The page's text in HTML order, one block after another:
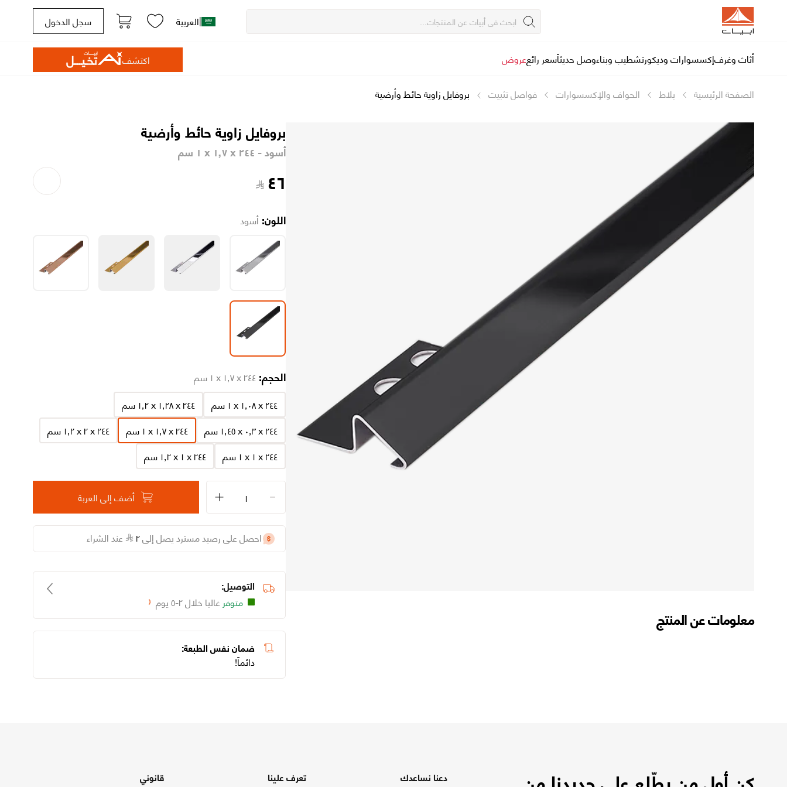
|العربية سجل الدخول
أثاث وغرفإكسسوارات وديكورتشطيب وبناءوصل حديثاًسعر رائععروض اكتشف
الصفحة الرئيسية بلاط الحواف والإكسسوارات فواصل تثبيت بروفايل زاوية حائط وأرضية
معلومات عن المنتج
بروفايل زاوية حائط وأرضية
أسود - ٢٤٤ x ١٫٧ x ١ سم
٤٦
اللون: أسود
الحجم: ٢٤٤ x ١٫٧ x ١ سم
٢٤٤ x ١٫٠٨ x ١ سم
٢٤٤ x ١٫٢٨ x ١٫٢ سم
٢٤٤ x ٠٫٣ x ١٫٤٥ سم
٢٤٤ x ١٫٧ x ١ سم
٢٤٤ x ٢ x ١٫٢ سم
٢٤٤ x ١ x ١ سم
٢٤٤ x ١ x ١٫٢ سم
أضف إلى العربة
احصل على رصيد مسترد يصل إلى٢ عند الشراء
التوصيل:
متوفر غالبا خلال ٢-٥ يوم
ضمان نفس الطبعة:
دائماً!
دعنا نساعدك
تعرف علينا
قانوني